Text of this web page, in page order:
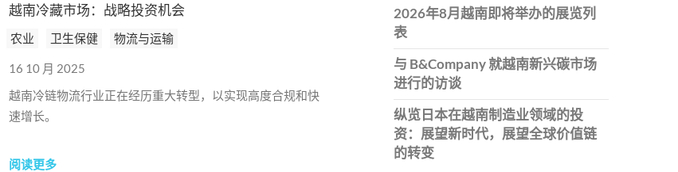
越南冷藏市场：战略投资机会
农业 卫生保健 物流与运输
16 10 月 2025
越南冷链物流行业正在经历重大转型，以实现高度合规和快
速增长。
阅读更多
2026年8月越南即将举办的展览列
表
与 B&Company 就越南新兴碳市场
进行的访谈
纵览日本在越南制造业领域的投
资：展望新时代，展望全球价值链
的转变